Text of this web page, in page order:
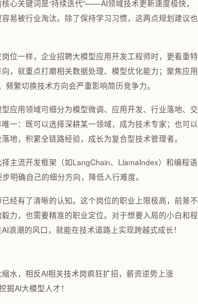
心关键词是“持续迭代”——AI领域技术更新速度极快，
易被行业淘汰。除了保持学习习惯，这两点规划建议也
位一样，企业招聘大模型应用开发工程师时，更看重特
，就重点打磨相关数据处理、模型优化能力；聚焦应用
繁切换技术方向会严重影响简历竞争力。
应用领域可细分为模型微调、应用开发、行业落地、交
一：既可以选择深耕某一领域，成为技术专家；也可以
地，积累全链路经验，成长为复合型技术管理者。
主流开发框架（如LangChain、LlamaIndex）和编程语
明确自己的细分方向，降低入行难度。
经有了清晰的认知。这个岗位的职业上限极高，前景不
力，也需要精准的职业定位。对于想要入局的小白和程
浪潮的风口，就能在技术道路上实现跨越式成长！
水，相反AI相关技术岗疯狂扩招，薪资逆势上涨
AI大模型人才！